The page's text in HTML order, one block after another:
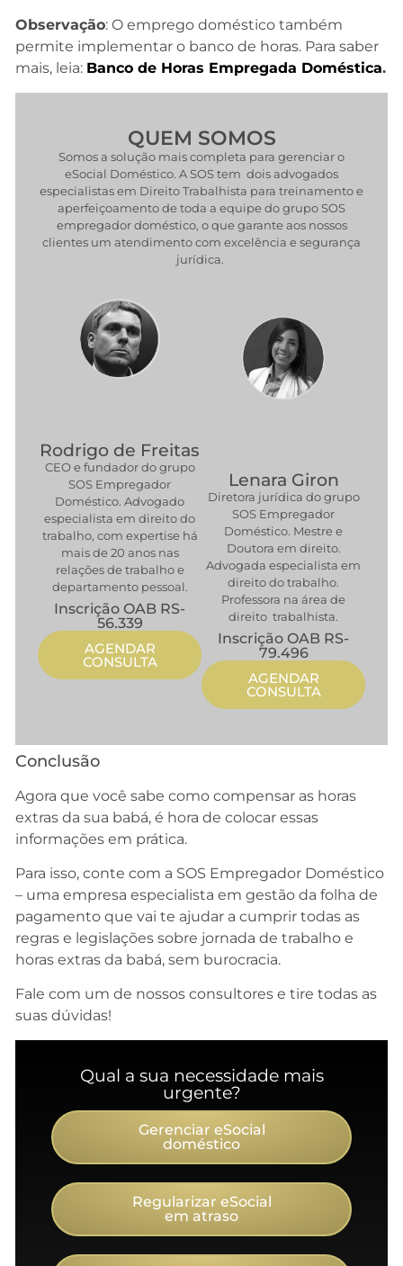
Observação: O emprego doméstico também
permite implementar o banco de horas. Para saber
mais, leia: Banco de Horas Empregada Doméstica.
QUEM SOMOS
Somos a solução mais completa para gerenciar o
eSocial Doméstico. A SOS tem dois advogados
especialistas em Direito Trabalhista para treinamento e
aperfeiçoamento de toda a equipe do grupo SOS
empregador doméstico, o que garante aos nossos
clientes um atendimento com excelência e segurança
jurídica.
Rodrigo de Freitas
CEO e fundador do grupo
SOS Empregador
Doméstico. Advogado
especialista em direito do
trabalho, com expertise há
mais de 20 anos nas
relações de trabalho e
departamento pessoal.
Inscrição OAB RS-
56.339
AGENDAR
CONSULTA
Lenara Giron
Diretora jurídica do grupo
SOS Empregador
Doméstico. Mestre e
Doutora em direito.
Advogada especialista em
direito do trabalho.
Professora na área de
direito trabalhista.
Inscrição OAB RS-
79.496
AGENDAR
CONSULTA
Conclusão
Agora que você sabe como compensar as horas
extras da sua babá, é hora de colocar essas
informações em prática.
Para isso, conte com a SOS Empregador Doméstico
– uma empresa especialista em gestão da folha de
pagamento que vai te ajudar a cumprir todas as
regras e legislações sobre jornada de trabalho e
horas extras da babá, sem burocracia.
Fale com um de nossos consultores e tire todas as
suas dúvidas!
Qual a sua necessidade mais
urgente?
Gerenciar eSocial
doméstico
Regularizar eSocial
em atraso